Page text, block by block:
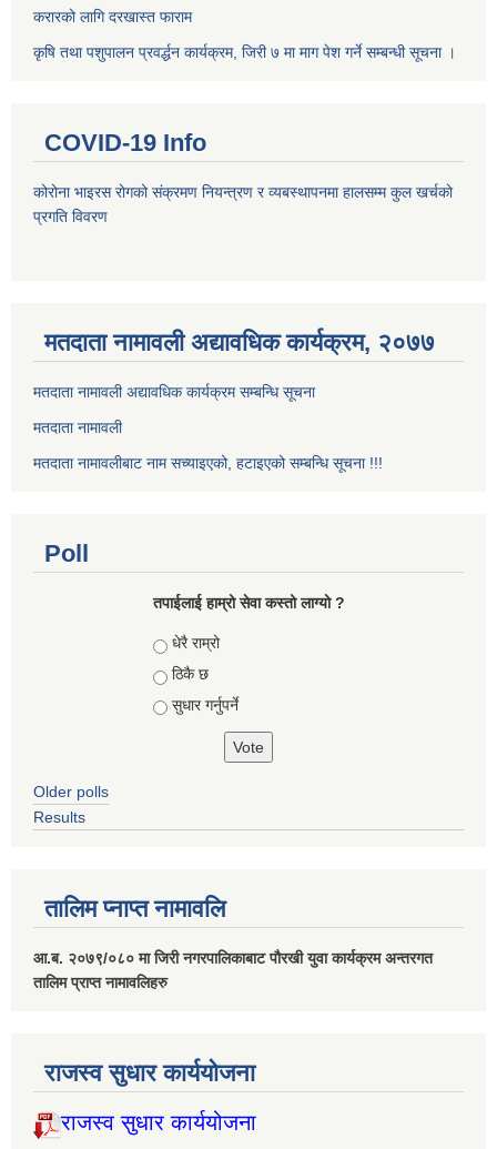
करारको लागि दरखास्त फाराम
कृषि तथा पशुपालन प्रवर्द्धन कार्यक्रम, जिरी ७ मा माग पेश गर्ने सम्बन्धी सूचना ।
COVID-19 Info
कोरोना भाइरस रोगको संक्रमण नियन्त्रण र व्यबस्थापनमा हालसम्म कुल खर्चको
प्रगति विवरण
मतदाता नामावली अद्यावधिक कार्यक्रम, २०७७
मतदाता नामावली अद्यावधिक कार्यक्रम सम्बन्धि सूचना
मतदाता नामावली
मतदाता नामावलीबाट नाम सच्याइएको, हटाइएको सम्बन्धि सूचना !!!
Poll
तपाईलाई हाम्रो सेवा कस्तो लाग्यो ?
Choices
धेरै राम्रो
ठिकै छ
सुधार गर्नुपर्ने
Older polls
Results
तालिम प्नाप्त नामावलि
आ.ब. २०७९/०८० मा जिरी नगरपालिकाबाट पौरखी युवा कार्यक्रम अन्तरगत
तालिम प्राप्त नामावलिहरु
राजस्व सुधार कार्ययोजना
राजस्व सुधार कार्ययोजना